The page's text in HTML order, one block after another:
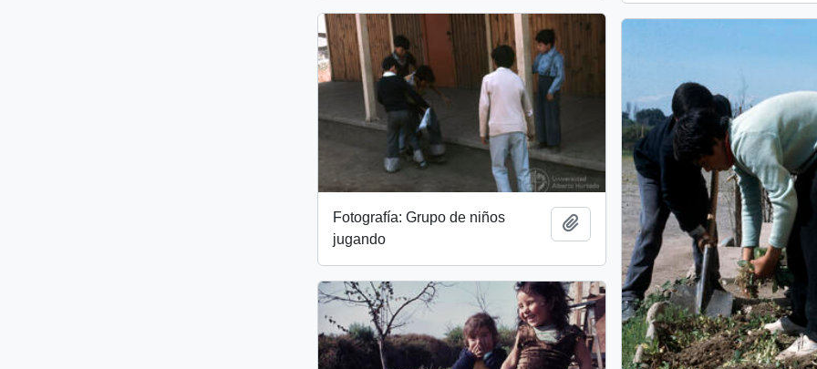
Fotografía: Grupo de niños
jugando
Add to clipboard